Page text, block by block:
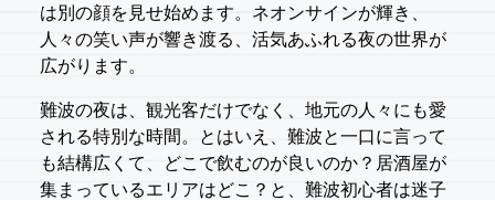
は別の顔を見せ始めます。ネオンサインが輝き、
人々の笑い声が響き渡る、活気あふれる夜の世界が
広がります。
難波の夜は、観光客だけでなく、地元の人々にも愛
される特別な時間。とはいえ、難波と一口に言って
も結構広くて、どこで飲むのが良いのか？居酒屋が
集まっているエリアはどこ？と、難波初心者は迷子